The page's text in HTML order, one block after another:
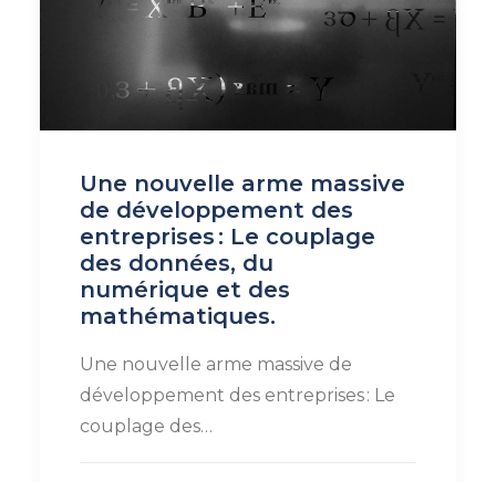
Une nouvelle arme massive
de développement des
entreprises : Le couplage
des données, du
numérique et des
mathématiques.
Une nouvelle arme massive de
développement des entreprises : Le
couplage des…